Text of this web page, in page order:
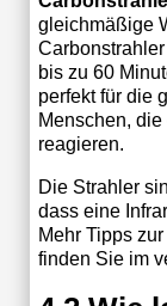
gleichmäßige
bis zu 60
perfekt für die
Menschen,
reagieren.
Die Strahler
dass eine
Mehr Tipps zur
finden Sie im